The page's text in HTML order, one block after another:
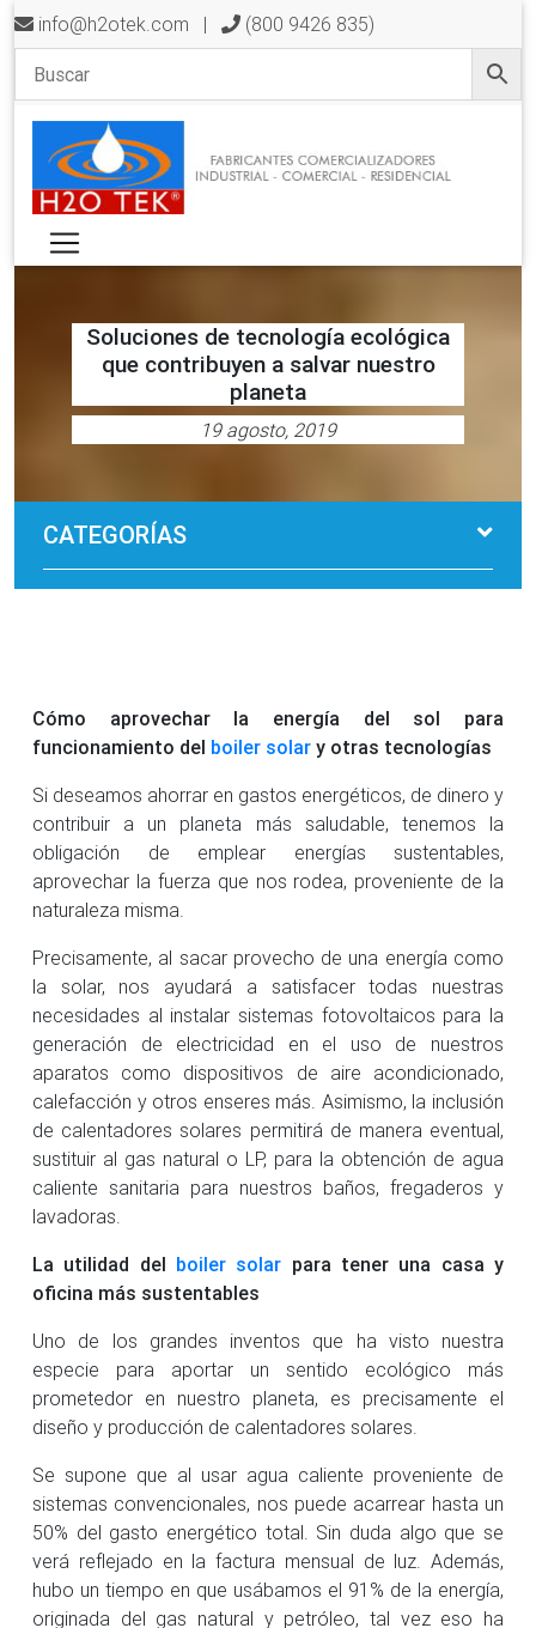
info@h2otek.com | (800 9426 835)
Soluciones de tecnología ecológica
que contribuyen a salvar nuestro
planeta
19 agosto, 2019
CATEGORÍAS
Cómo aprovechar la energía del sol para
funcionamiento del boiler solar y otras tecnologías
Si deseamos ahorrar en gastos energéticos, de dinero y
contribuir a un planeta más saludable, tenemos la
obligación de emplear energías sustentables,
aprovechar la fuerza que nos rodea, proveniente de la
naturaleza misma.
Precisamente, al sacar provecho de una energía como
la solar, nos ayudará a satisfacer todas nuestras
necesidades al instalar sistemas fotovoltaicos para la
generación de electricidad en el uso de nuestros
aparatos como dispositivos de aire acondicionado,
calefacción y otros enseres más. Asimismo, la inclusión
de calentadores solares permitirá de manera eventual,
sustituir al gas natural o LP, para la obtención de agua
caliente sanitaria para nuestros baños, fregaderos y
lavadoras.
La utilidad del boiler solar para tener una casa y
oficina más sustentables
Uno de los grandes inventos que ha visto nuestra
especie para aportar un sentido ecológico más
prometedor en nuestro planeta, es precisamente el
diseño y producción de calentadores solares.
Se supone que al usar agua caliente proveniente de
sistemas convencionales, nos puede acarrear hasta un
50% del gasto energético total. Sin duda algo que se
verá reflejado en la factura mensual de luz. Además,
hubo un tiempo en que usábamos el 91% de la energía,
originada del gas natural y petróleo, tal vez eso ha